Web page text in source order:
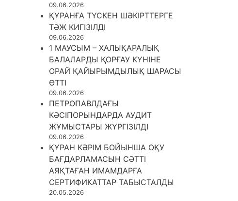
09.06.2026
ҚҰРАНҒА ТҮСКЕН ШӘКІРТТЕРГЕ
ТӘЖ КИГІЗІЛДІ
09.06.2026
1 МАУСЫМ – ХАЛЫҚАРАЛЫҚ
БАЛАЛАРДЫ ҚОРҒАУ КҮНІНЕ
ОРАЙ ҚАЙЫРЫМДЫЛЫҚ ШАРАСЫ
ӨТТІ
09.06.2026
ПЕТРОПАВЛДАҒЫ
КӘСІПОРЫНДАРДА АУДИТ
ЖҰМЫСТАРЫ ЖҮРГІЗІЛДІ
09.06.2026
ҚҰРАН КӘРІМ БОЙЫНША ОҚУ
БАҒДАРЛАМАСЫН СӘТТІ
АЯҚТАҒАН ИМАМДАРҒА
СЕРТИФИКАТТАР ТАБЫСТАЛДЫ
20.05.2026